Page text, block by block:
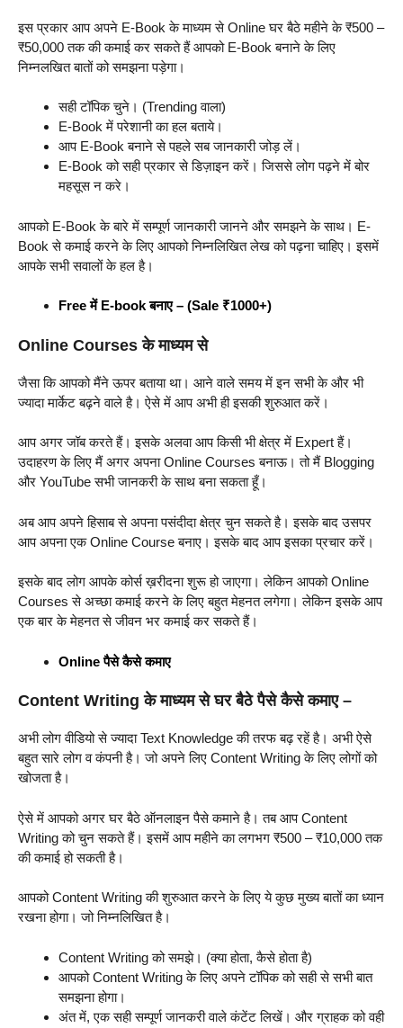
इस प्रकार आप अपने E-Book के माध्यम से Online घर बैठे महीने के ₹500 –
₹50,000 तक की कमाई कर सकते हैं आपको E-Book बनाने के लिए
निम्नलखित बातों को समझना पड़ेगा।
सही टॉपिक चुने। (Trending वाला)
E-Book में परेशानी का हल बताये।
आप E-Book बनाने से पहले सब जानकारी जोड़ लें।
E-Book को सही प्रकार से डिज़ाइन करें। जिससे लोग पढ़ने में बोर
महसूस न करे।
आपको E-Book के बारे में सम्पूर्ण जानकारी जानने और समझने के साथ। E-
Book से कमाई करने के लिए आपको निम्नलिखित लेख को पढ़ना चाहिए। इसमें
आपके सभी सवालों के हल है।
Free में E-book बनाए – (Sale ₹1000+)
Online Courses के माध्यम से
जैसा कि आपको मैंने ऊपर बताया था। आने वाले समय में इन सभी के और भी
ज्यादा मार्केट बढ़ने वाले है। ऐसे में आप अभी ही इसकी शुरुआत करें।
आप अगर जॉब करते हैं। इसके अलवा आप किसी भी क्षेत्र में Expert हैं।
उदाहरण के लिए मैं अगर अपना Online Courses बनाऊ। तो मैं Blogging
और YouTube सभी जानकरी के साथ बना सकता हूँ।
अब आप अपने हिसाब से अपना पसंदीदा क्षेत्र चुन सकते है। इसके बाद उसपर
आप अपना एक Online Course बनाए। इसके बाद आप इसका प्रचार करें।
इसके बाद लोग आपके कोर्स ख़रीदना शुरू हो जाएगा। लेकिन आपको Online
Courses से अच्छा कमाई करने के लिए बहुत मेहनत लगेगा। लेकिन इसके आप
एक बार के मेहनत से जीवन भर कमाई कर सकते हैं।
Online पैसे कैसे कमाए
Content Writing के माध्यम से घर बैठे पैसे कैसे कमाए –
अभी लोग वीडियो से ज्यादा Text Knowledge की तरफ बढ़ रहें है। अभी ऐसे
बहुत सारे लोग व कंपनी है। जो अपने लिए Content Writing के लिए लोगों को
खोजता है।
ऐसे में आपको अगर घर बैठे ऑनलाइन पैसे कमाने है। तब आप Content
Writing को चुन सकते हैं। इसमें आप महीने का लगभग ₹500 – ₹10,000 तक
की कमाई हो सकती है।
आपको Content Writing की शुरुआत करने के लिए ये कुछ मुख्य बातों का ध्यान
रखना होगा। जो निम्नलिखित है।
Content Writing को समझे। (क्या होता, कैसे होता है)
आपको Content Writing के लिए अपने टॉपिक को सही से सभी बात
समझना होगा।
अंत में, एक सही सम्पूर्ण जानकरी वाले कंटेंट लिखें। और ग्राहक को वही